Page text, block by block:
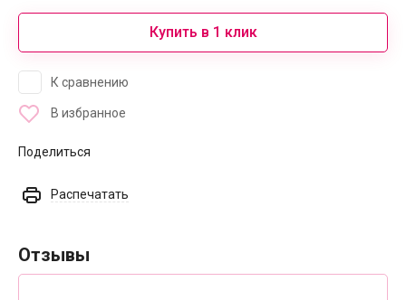
Купить в 1 клик
К сравнению
В избранное
Поделиться
Распечатать
Отзывы